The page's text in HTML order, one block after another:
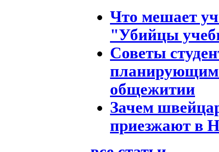
Что мешает
"Убийцы
Советы
планирующим
общежитии
Зачем
приезжают в